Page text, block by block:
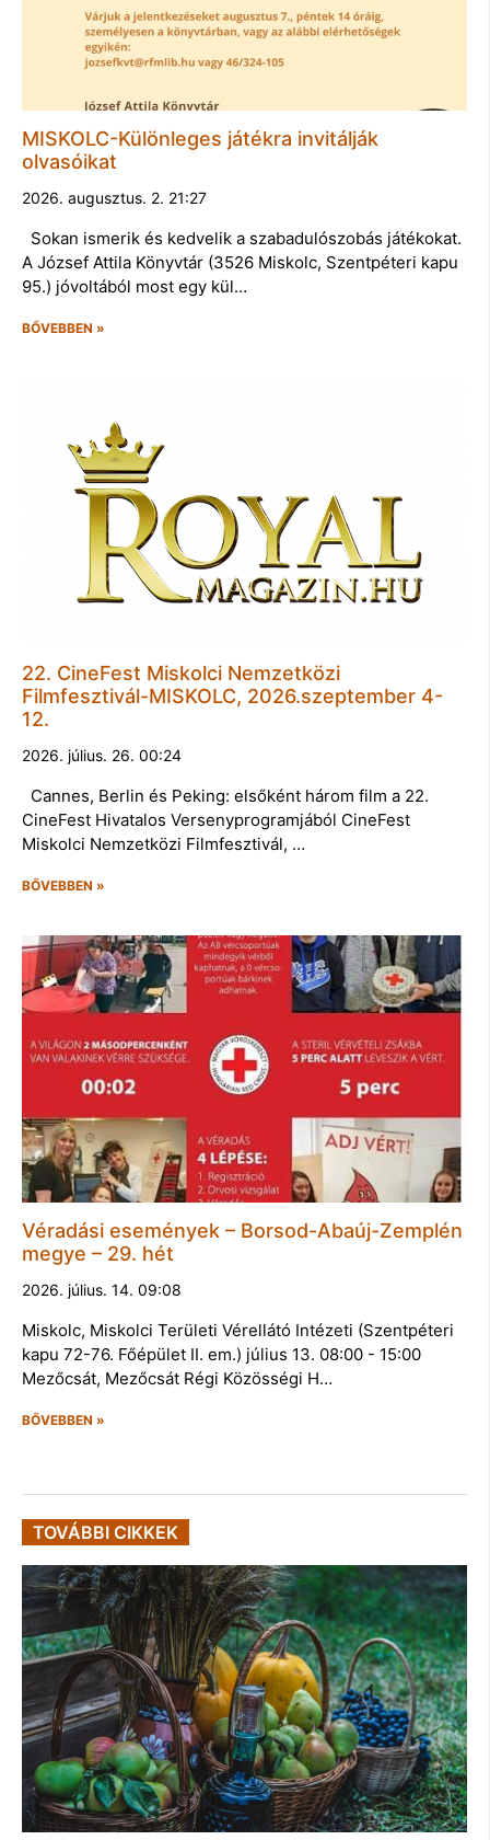
MISKOLC-Különleges játékra invitálják
olvasóikat
2026. augusztus. 2. 21:27
Sokan ismerik és kedvelik a szabadulószobás játékokat.
A József Attila Könyvtár (3526 Miskolc, Szentpéteri kapu
95.) jóvoltából most egy kül…
BŐVEBBEN »
22. CineFest Miskolci Nemzetközi
Filmfesztivál-MISKOLC, 2026.szeptember 4-
12.
2026. július. 26. 00:24
Cannes, Berlin és Peking: elsőként három film a 22.
CineFest Hivatalos Versenyprogramjából CineFest
Miskolci Nemzetközi Filmfesztivál, …
BŐVEBBEN »
Véradási események – Borsod-Abaúj-Zemplén
megye – 29. hét
2026. július. 14. 09:08
Miskolc, Miskolci Területi Vérellátó Intézeti (Szentpéteri
kapu 72-76. Főépület II. em.) július 13. 08:00 - 15:00
Mezőcsát, Mezőcsát Régi Közösségi H…
BŐVEBBEN »
TOVÁBBI CIKKEK